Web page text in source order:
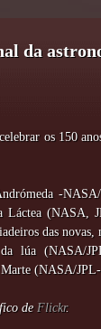
da
os 150
-
Láctea (NASA,
das novas,
lúa (NASA/
(NASA/
de Flickr.